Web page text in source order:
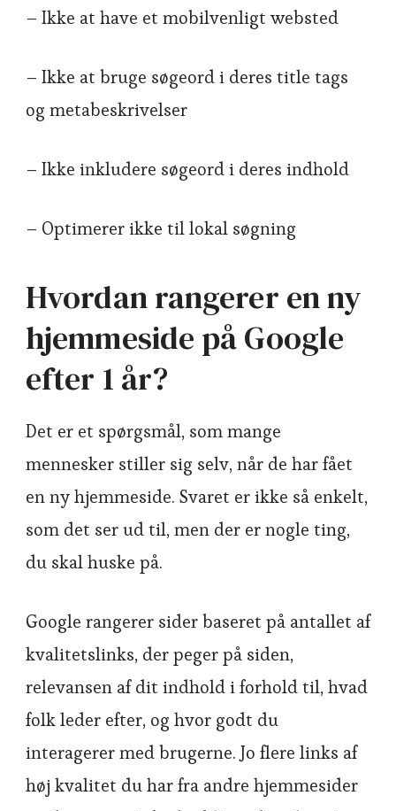
– Ikke at have et mobilvenligt websted
– Ikke at bruge søgeord i deres title tags
og metabeskrivelser
– Ikke inkludere søgeord i deres indhold
– Optimerer ikke til lokal søgning
Hvordan rangerer en ny
hjemmeside på Google
efter 1 år?
Det er et spørgsmål, som mange
mennesker stiller sig selv, når de har fået
en ny hjemmeside. Svaret er ikke så enkelt,
som det ser ud til, men der er nogle ting,
du skal huske på.
Google rangerer sider baseret på antallet af
kvalitetslinks, der peger på siden,
relevansen af dit indhold i forhold til, hvad
folk leder efter, og hvor godt du
interagerer med brugerne. Jo flere links af
høj kvalitet du har fra andre hjemmesider